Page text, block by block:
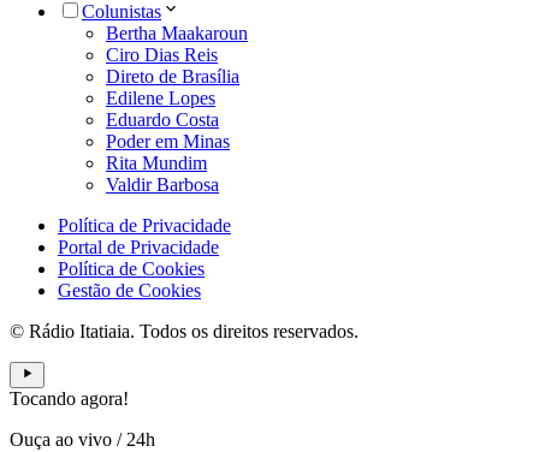
Colunistas
Bertha Maakaroun
Ciro Dias Reis
Direto de Brasília
Edilene Lopes
Eduardo Costa
Poder em Minas
Rita Mundim
Valdir Barbosa
Política de Privacidade
Portal de Privacidade
Política de Cookies
Gestão de Cookies
© Rádio Itatiaia. Todos os direitos reservados.
Tocando agora!
Ouça ao vivo / 24h